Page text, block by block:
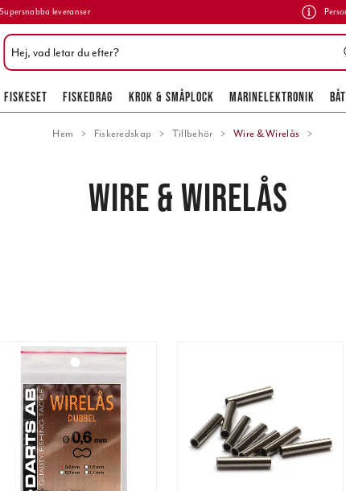
Supersnabba leveranser
FISKESET FISKEDRAG KROK & SMÅPLOCK MARINELEKTRONIK
Hem Fiskeredskap Tillbehör Wire & Wirelås
WIRE & WIRELÅS